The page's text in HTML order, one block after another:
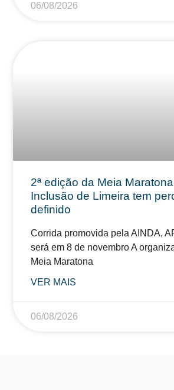
06/08/2026
2ª edição da Meia
Inclusão de Limeira tem
definido
Corrida promovida pela AINDA,
será em 8 de novembro A
Meia Maratona
VER MAIS
06/08/2026